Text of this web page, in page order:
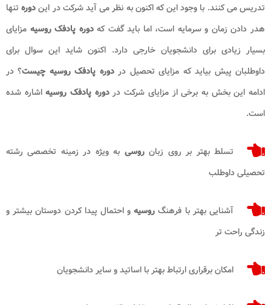
تدریس می کنند. با وجود این که اکنون به نظر می آید شرکت در ایندوره تنها
هدر دادن زمان و سرمایه است، اما باید گفت کهدوره پادفک روسیه مزایای
بسیار زیادی برای دانشجویان خارجی دارد. اکنون شاید این سوال برای
داوطلبان پیش بیاید که مزایای تحصیل دردوره پادفک روسیه چیست؟ در
ادامه این بخش به برخی از مزایای شرکت دردوره پادفک روسیهاشاره شده
است.
تسلط بهتر بر روی زبانروسی به ویژه در زمینه تخصصی رشته
تحصیلی داوطلب
آشنایی بهتر با فرهنگ روسیه و احتمال پیدا کردن دوستان بیشتر و
زندگی راحت تر
امکان برقراری ارتباط بهتر با اساتید و سایر دانشجویان